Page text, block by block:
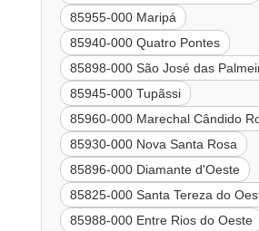
85955-000 Maripá
85940-000 Quatro Pontes
85898-000 São José das
85945-000 Tupãssi
85960-000 Marechal Cândido
85930-000 Nova Santa Rosa
85896-000 Diamante d'Oeste
85825-000 Santa Tereza do
85988-000 Entre Rios do Oeste